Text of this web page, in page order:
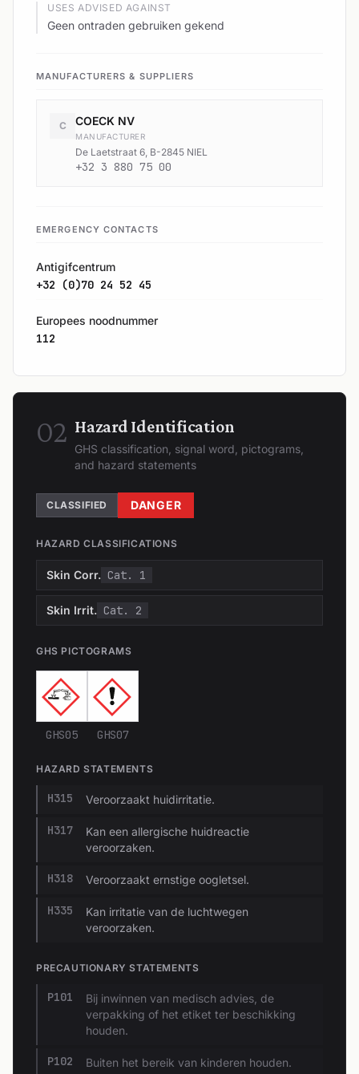
USES ADVISED AGAINST
Geen ontraden gebruiken gekend
MANUFACTURERS & SUPPLIERS
C COECK NV
MANUFACTURER
De Laetstraat 6, B-2845 NIEL
+32 3 880 75 00
EMERGENCY CONTACTS
Antigifcentrum
+32 (0)70 24 52 45
Europees noodnummer
112
02 Hazard Identification
GHS classification, signal word, pictograms,
and hazard statements
CLASSIFIED DANGER
HAZARD CLASSIFICATIONS
Skin Corr. Cat. 1
Skin Irrit. Cat. 2
GHS PICTOGRAMS
GHS05 GHS07
HAZARD STATEMENTS
H315 Veroorzaakt huidirritatie.
H317
Kan een allergische huidreactie
veroorzaken.
H318 Veroorzaakt ernstige oogletsel.
H335
Kan irritatie van de luchtwegen
veroorzaken.
PRECAUTIONARY STATEMENTS
P101
Bij inwinnen van medisch advies, de
verpakking of het etiket ter beschikking
houden.
P102 Buiten het bereik van kinderen houden.